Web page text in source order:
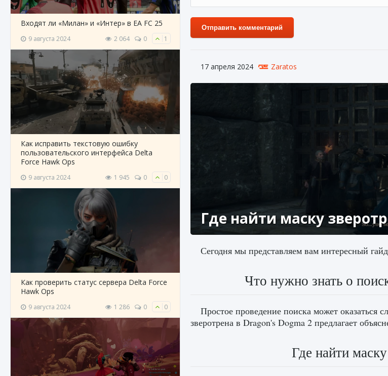
Входят ли «Милан» и «Интер» в EA FC 25
9 августа 2024 2 064 0 1
Как исправить текстовую ошибку
пользовательского интерфейса Delta
Force Hawk Ops
9 августа 2024 1 945 0 0
Как проверить статус сервера Delta Force
Hawk Ops
9 августа 2024 1 286 0 0
Отправить комментарий
17 апреля 2024 Zaratos
Где найти маску
Сегодня мы представляем вам интересный
Что нужно знать о
Простое проведение поиска может оказаться
зверотрена в Dragon's Dogma 2 предлагает
Где найти